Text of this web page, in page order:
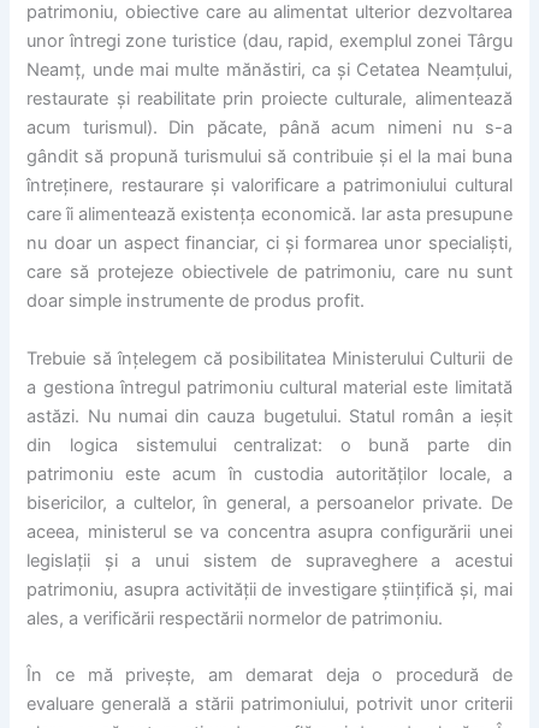
patrimoniu, obiective care au alimentat ulterior dezvoltarea
unor întregi zone turistice (dau, rapid, exemplul zonei Târgu
Neamț, unde mai multe mănăstiri, ca și Cetatea Neamțului,
restaurate și reabilitate prin proiecte culturale, alimentează
acum turismul). Din păcate, până acum nimeni nu s-a
gândit să propună turismului să contribuie și el la mai buna
întreținere, restaurare și valorificare a patrimoniului cultural
care îi alimentează existența economică. Iar asta presupune
nu doar un aspect financiar, ci și formarea unor specialiști,
care să protejeze obiectivele de patrimoniu, care nu sunt
doar simple instrumente de produs profit.
Trebuie să înțelegem că posibilitatea Ministerului Culturii de
a gestiona întregul patrimoniu cultural material este limitată
astăzi. Nu numai din cauza bugetului. Statul român a ieșit
din logica sistemului centralizat: o bună parte din
patrimoniu este acum în custodia autorităților locale, a
bisericilor, a cultelor, în general, a persoanelor private. De
aceea, ministerul se va concentra asupra configurării unei
legislații și a unui sistem de supraveghere a acestui
patrimoniu, asupra activității de investigare științifică și, mai
ales, a verificării respectării normelor de patrimoniu.
În ce mă privește, am demarat deja o procedură de
evaluare generală a stării patrimoniului, potrivit unor criterii